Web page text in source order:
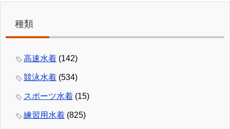
種類
高速水着 (142)
競泳水着 (534)
スポーツ水着 (15)
練習用水着 (825)